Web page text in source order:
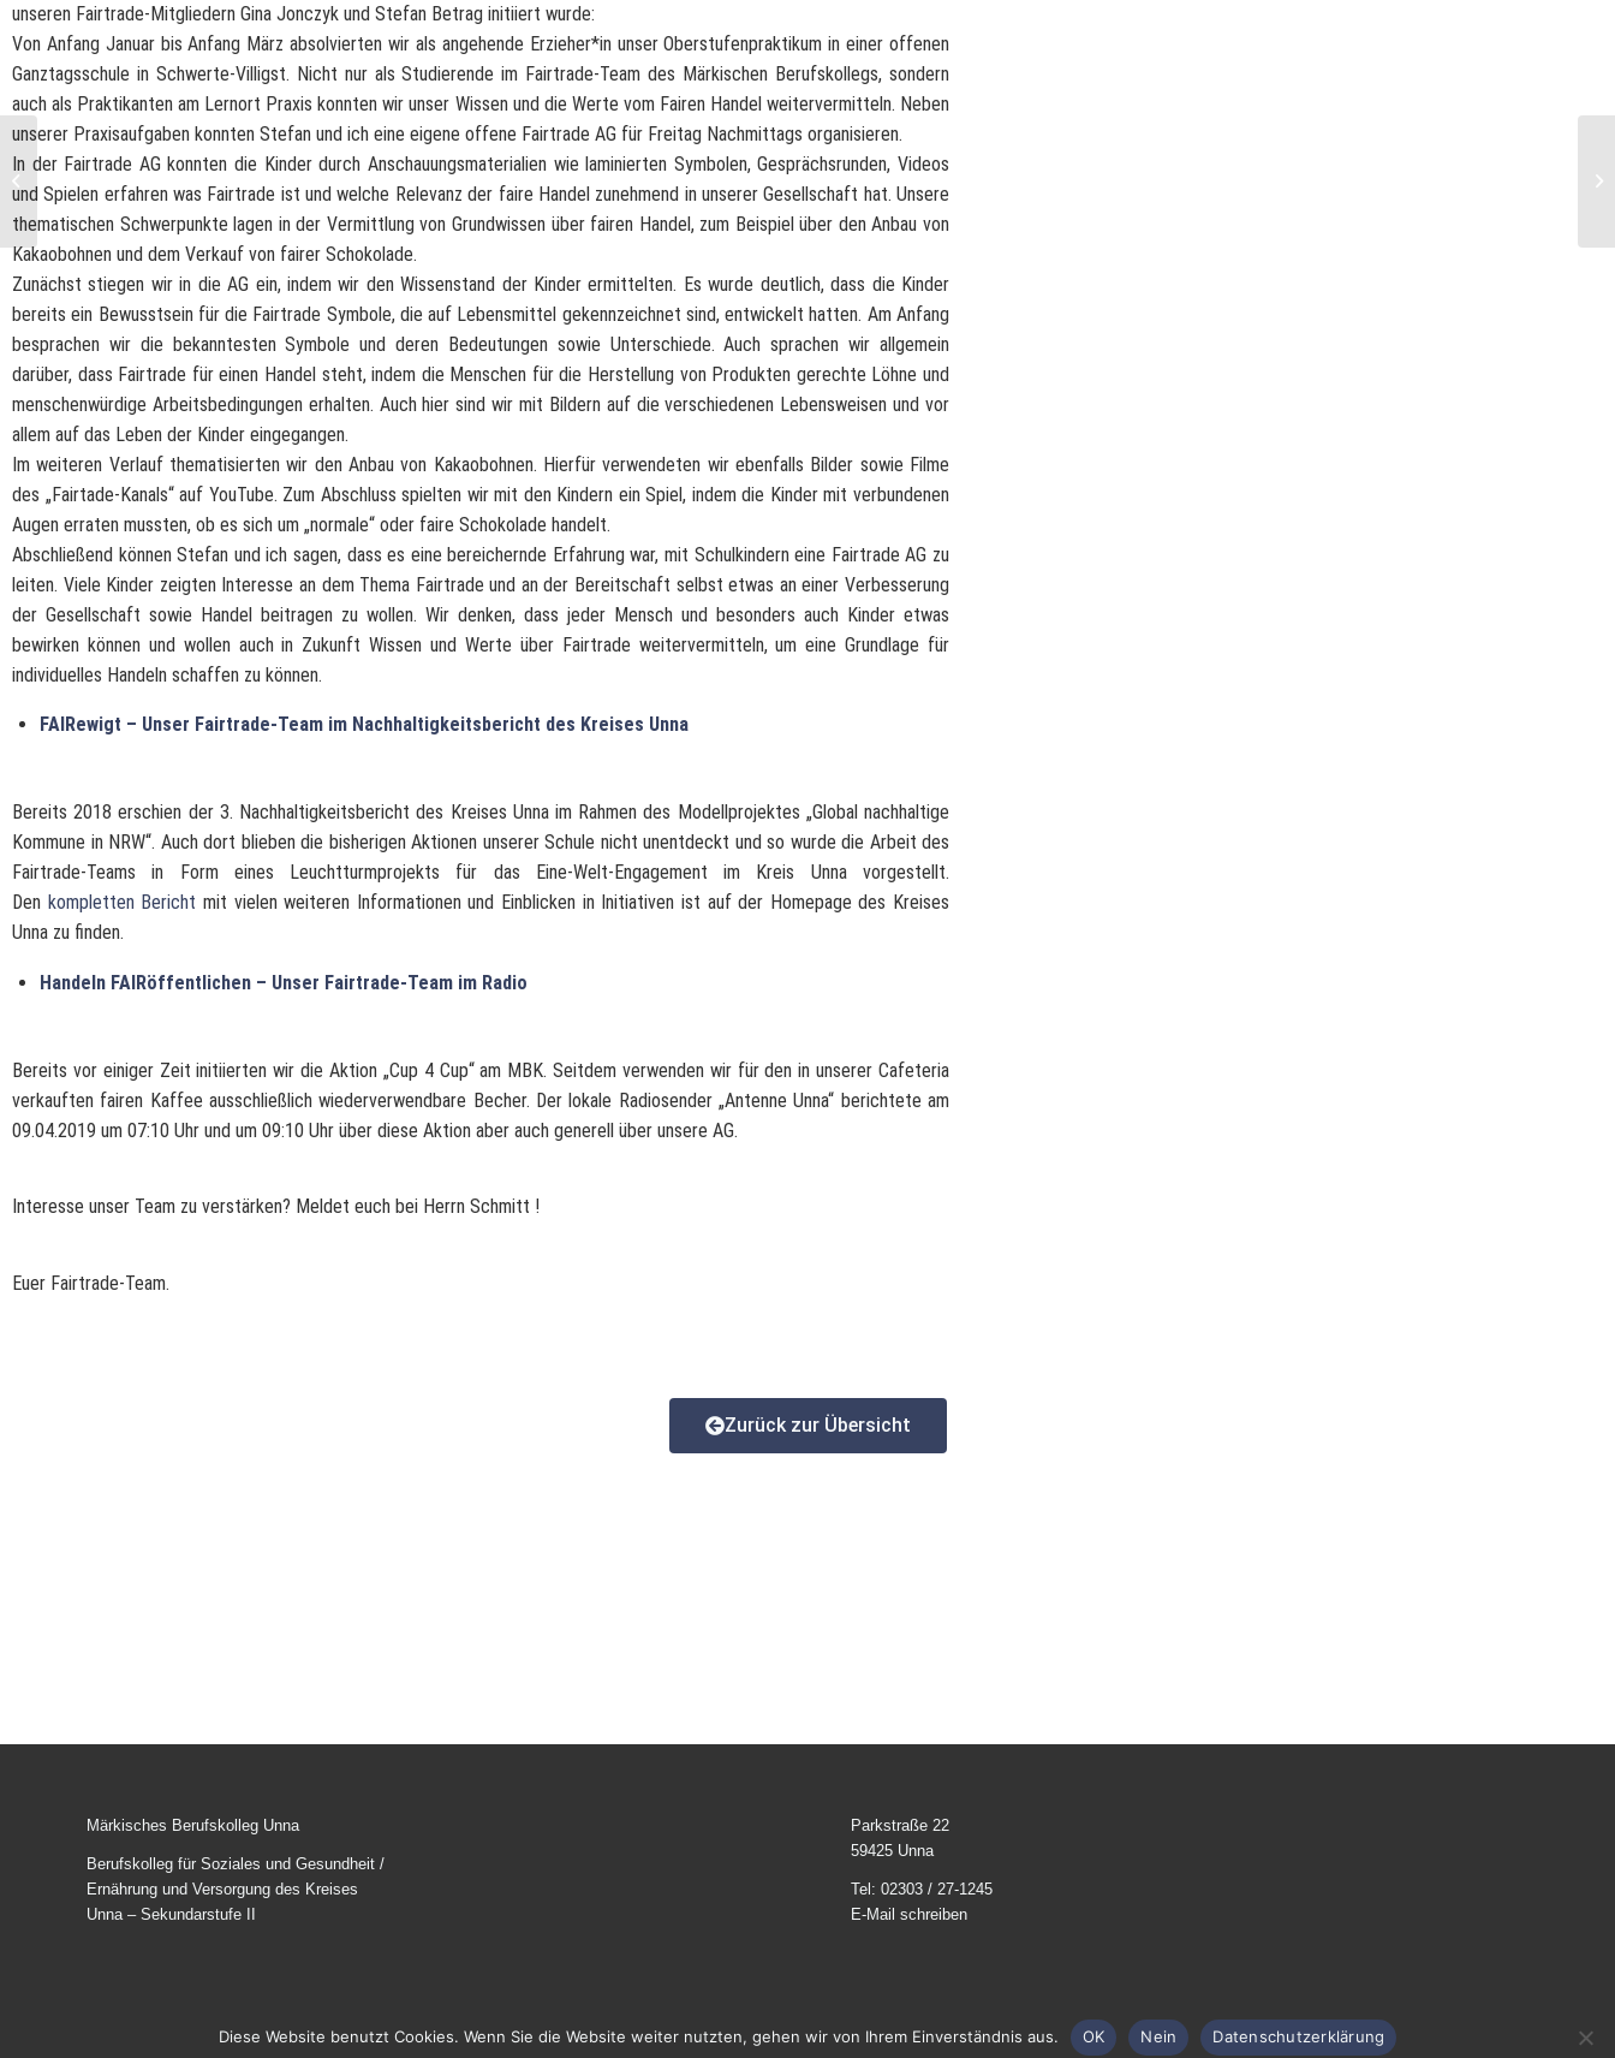
unseren Fairtrade-Mitgliedern Gina Jonczyk und Stefan Betrag initiiert wurde:
Von Anfang Januar bis Anfang März absolvierten wir als angehende Erzieher*in unser Oberstufenpraktikum in einer offenen
Ganztagsschule in Schwerte-Villigst. Nicht nur als Studierende im Fairtrade-Team des Märkischen Berufskollegs, sondern
auch als Praktikanten am Lernort Praxis konnten wir unser Wissen und die Werte vom Fairen Handel weitervermitteln. Neben
unserer Praxisaufgaben konnten Stefan und ich eine eigene offene Fairtrade AG für Freitag Nachmittags organisieren.
In der Fairtrade AG konnten die Kinder durch Anschauungsmaterialien wie laminierten Symbolen, Gesprächsrunden, Videos
und Spielen erfahren was Fairtrade ist und welche Relevanz der faire Handel zunehmend in unserer Gesellschaft hat. Unsere
thematischen Schwerpunkte lagen in der Vermittlung von Grundwissen über fairen Handel, zum Beispiel über den Anbau von
Kakaobohnen und dem Verkauf von fairer Schokolade.
Zunächst stiegen wir in die AG ein, indem wir den Wissenstand der Kinder ermittelten. Es wurde deutlich, dass die Kinder
bereits ein Bewusstsein für die Fairtrade Symbole, die auf Lebensmittel gekennzeichnet sind, entwickelt hatten. Am Anfang
besprachen wir die bekanntesten Symbole und deren Bedeutungen sowie Unterschiede. Auch sprachen wir allgemein
darüber, dass Fairtrade für einen Handel steht, indem die Menschen für die Herstellung von Produkten gerechte Löhne und
menschenwürdige Arbeitsbedingungen erhalten. Auch hier sind wir mit Bildern auf die verschiedenen Lebensweisen und vor
allem auf das Leben der Kinder eingegangen.
Im weiteren Verlauf thematisierten wir den Anbau von Kakaobohnen. Hierfür verwendeten wir ebenfalls Bilder sowie Filme
des „Fairtade-Kanals“ auf YouTube. Zum Abschluss spielten wir mit den Kindern ein Spiel, indem die Kinder mit verbundenen
Augen erraten mussten, ob es sich um „normale“ oder faire Schokolade handelt.
Abschließend können Stefan und ich sagen, dass es eine bereichernde Erfahrung war, mit Schulkindern eine Fairtrade AG zu
leiten. Viele Kinder zeigten Interesse an dem Thema Fairtrade und an der Bereitschaft selbst etwas an einer Verbesserung
der Gesellschaft sowie Handel beitragen zu wollen. Wir denken, dass jeder Mensch und besonders auch Kinder etwas
bewirken können und wollen auch in Zukunft Wissen und Werte über Fairtrade weitervermitteln, um eine Grundlage für
individuelles Handeln schaffen zu können.
FAIRewigt – Unser Fairtrade-Team im Nachhaltigkeitsbericht des Kreises Unna
Bereits 2018 erschien der 3. Nachhaltigkeitsbericht des Kreises Unna im Rahmen des Modellprojektes „Global nachhaltige
Kommune in NRW“. Auch dort blieben die bisherigen Aktionen unserer Schule nicht unentdeckt und so wurde die Arbeit des
Fairtrade-Teams in Form eines Leuchtturmprojekts für das Eine-Welt-Engagement im Kreis Unna vorgestellt.
Den kompletten Bericht mit vielen weiteren Informationen und Einblicken in Initiativen ist auf der Homepage des Kreises
Unna zu finden.
Handeln FAIRöffentlichen – Unser Fairtrade-Team im Radio
Bereits vor einiger Zeit initiierten wir die Aktion „Cup 4 Cup“ am MBK. Seitdem verwenden wir für den in unserer Cafeteria
verkauften fairen Kaffee ausschließlich wiederverwendbare Becher. Der lokale Radiosender „Antenne Unna“ berichtete am
09.04.2019 um 07:10 Uhr und um 09:10 Uhr über diese Aktion aber auch generell über unsere AG.
Interesse unser Team zu verstärken? Meldet euch bei Herrn Schmitt !
Euer Fairtrade-Team.
Zurück zur Übersicht
Märkisches Berufskolleg Unna
Berufskolleg für Soziales und Gesundheit /
Ernährung und Versorgung des Kreises
Unna – Sekundarstufe II
Parkstraße 22
59425 Unna
Tel: 02303 / 27-1245
E-Mail schreiben
Märkisches Berufskolleg Unna . Alle Rechte vorbehalten. Impressum / Datenschutz
AHR G12 gewinnt das
Europaquiz des Europe
direct
Informationszentrums
Dortm...
Diese Website benutzt Cookies. Wenn Sie die Website weiter nutzten, gehen wir von Ihrem Einverständnis aus. OK Nein Datenschutzerklärung